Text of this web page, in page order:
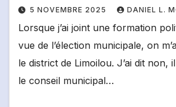
5 NOVEMBRE 2025 DANIEL L.
Lorsque j’ai joint une formation
vue de l’élection municipale, on
le district de Limoilou. J’ai dit non,
le conseil municipal…